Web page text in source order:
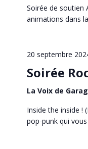
Soirée de soutien
animations dans
20 septembre
Soirée
La Voix de
Inside the inside !
pop-punk qui